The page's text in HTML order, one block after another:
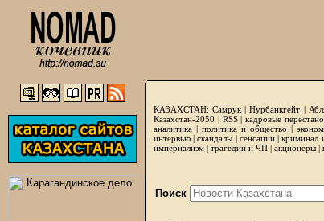
КАЗАХСТАН: Самрук |Нурбанкгейт |
Казахстан-2050 | RSS|кадровые
аналитика | политика и общество |
интервью |скандалы | сенсации|криминал
империализм | трагедии и ЧП | акционеры |
Поиск